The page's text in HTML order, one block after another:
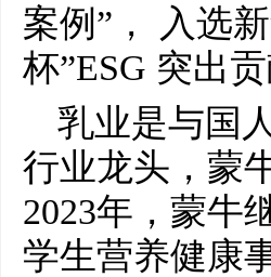
案例”， 入选
杯”ESG 突出贡
乳业是与国
行业龙头，蒙
2023年，蒙牛
学生营养健康